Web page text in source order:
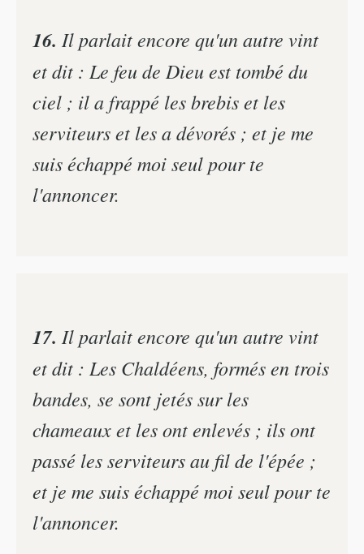
16. Il parlait encore qu'un autre vint
et dit : Le feu de Dieu est tombé du
ciel ; il a frappé les brebis et les
serviteurs et les a dévorés ; et je me
suis échappé moi seul pour te
l'annoncer.
17. Il parlait encore qu'un autre vint
et dit : Les Chaldéens, formés en trois
bandes, se sont jetés sur les
chameaux et les ont enlevés ; ils ont
passé les serviteurs au fil de l'épée ;
et je me suis échappé moi seul pour te
l'annoncer.